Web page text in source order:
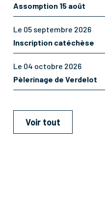
Assomption 15 août
Le 05 septembre 2026
Inscription catéchèse
Le 04 octobre 2026
Pèlerinage de Verdelot
Voir tout